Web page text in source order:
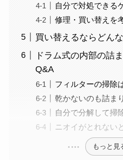
自分で対処できる
修理・買い替えを
買い替えるならどん
ドラム式の内部の詰
Q&A
フィルターの掃除
乾かないのも詰ま
自分で分解して掃
ニオイがとれない
もっと見